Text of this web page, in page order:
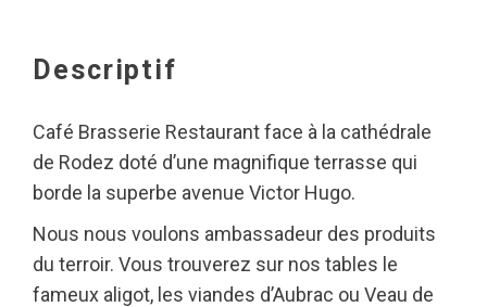
Descriptif
Café Brasserie Restaurant face à la cathédrale
de Rodez doté d’une magnifique terrasse qui
borde la superbe avenue Victor Hugo.
Nous nous voulons ambassadeur des produits
du terroir. Vous trouverez sur nos tables le
fameux aligot, les viandes d’Aubrac ou Veau de